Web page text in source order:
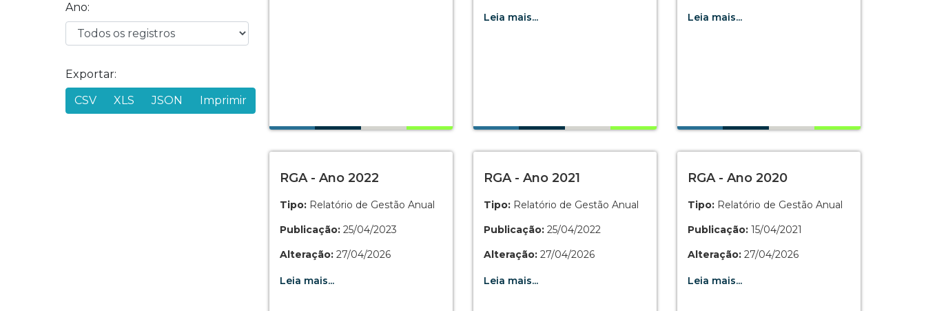
Ano:
Exportar:
CSV
XLS JSON Imprimir
Leia mais... Leia mais...
RGA - Ano 2022
Tipo: Relatório de Gestão Anual
Publicação: 25/04/2023
Alteração: 27/04/2026
Leia mais...
RGA - Ano 2021
Tipo:Relatório de Gestão Anual
Publicação:25/04/2022
Alteração:27/04/2026
Leia mais...
RGA - Ano 2020
Tipo:Relatório de Gestão Anual
Publicação:15/04/2021
Alteração:27/04/2026
Leia mais...